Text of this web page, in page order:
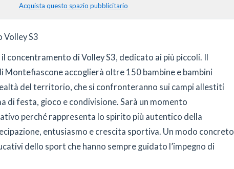
Acquista questo spazio pubblicitario
Volley S3
concentramento di Volley S3, dedicato ai più piccoli. Il
Montefiascone accoglierà oltre 150 bambine e bambini
del territorio, che si confronteranno sui campi allestiti
di festa, gioco e condivisione. Sarà un momento
perché rappresenta lo spirito più autentico della
entusiasmo e crescita sportiva. Un modo concreto
dello sport che hanno sempre guidato l’impegno di